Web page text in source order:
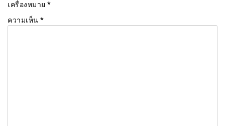
เครื่องหมาย *
ความเห็น *